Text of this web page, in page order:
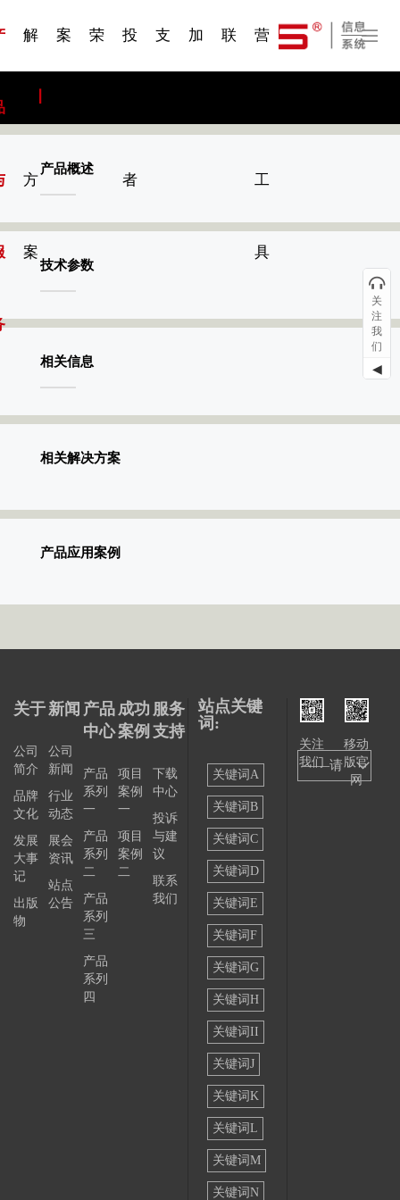
解
方
案
案
荣
投
者
支
加
联
营
工
具
产品概述
技术参数
相关信息
相关解决方案
产品应用案例
关于
公司
简介
品牌
文化
发展
大事
记
出版
物
新闻
公司
新闻
行业
动态
展会
资讯
站点
公告
产品
中心
产品
系列
一
产品
系列
二
产品
系列
三
产品
系列
四
成功
案例
项目
案例
一
项目
案例
二
服务
支持
下载
中心
投诉
与建
议
联系
我们
站点关键
词:
关键词A
关键词B
关键词C
关键词D
关键词E
关键词F
关键词G
关键词H
关键词II
关键词J
关键词K
关键词L
关键词M
关键词N
关注
我们
移动
版官
网
——请
关
注
我
们
◀